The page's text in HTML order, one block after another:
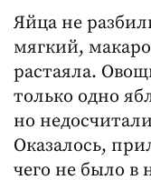
Яйца не
мягкий,
растаяла.
только одно
но
Оказалось,
чего не было в